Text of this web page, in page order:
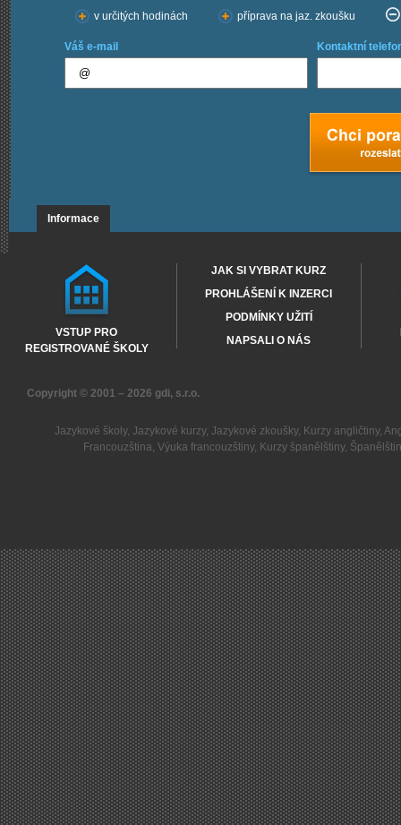
v určitých hodinách příprava na jaz. zkoušku
Váš e-mail Kontaktní
Informace
VSTUP PRO
REGISTROVANÉ ŠKOLY
JAK SI VYBRAT KURZ
PROHLÁŠENÍ K INZERCI
PODMÍNKY UŽITÍ
NAPSALI O NÁS
Copyright © 2001 – 2026 gdi, s.r.o.
Jazykové školy, Jazykové kurzy, Jazykové zkoušky, Kurzy angličtiny,
Francouzština,Výuka francouzštiny, Kurzy španělštiny,